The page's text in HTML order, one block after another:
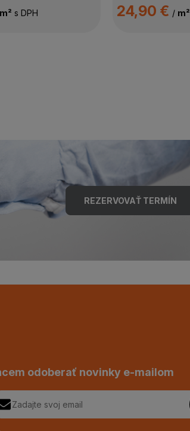
m² s DPH 24,90 € / m²
REZERVOVAŤ TERMÍN
odoberať novinky e-mailom